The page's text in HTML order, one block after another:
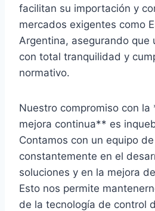
facilitan su importación y
mercados exigentes como
Argentina, asegurando que
con total tranquilidad y
normativo.
Nuestro compromiso con
mejora continua** es
Contamos con un equipo
constantemente en el
soluciones y en la mejora
Esto nos permite
de la tecnología de control